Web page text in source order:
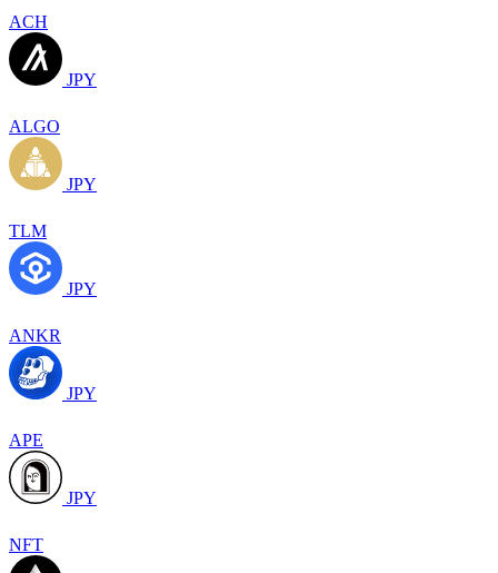
ACH
JPY
ALGO
JPY
TLM
JPY
ANKR
JPY
APE
JPY
NFT